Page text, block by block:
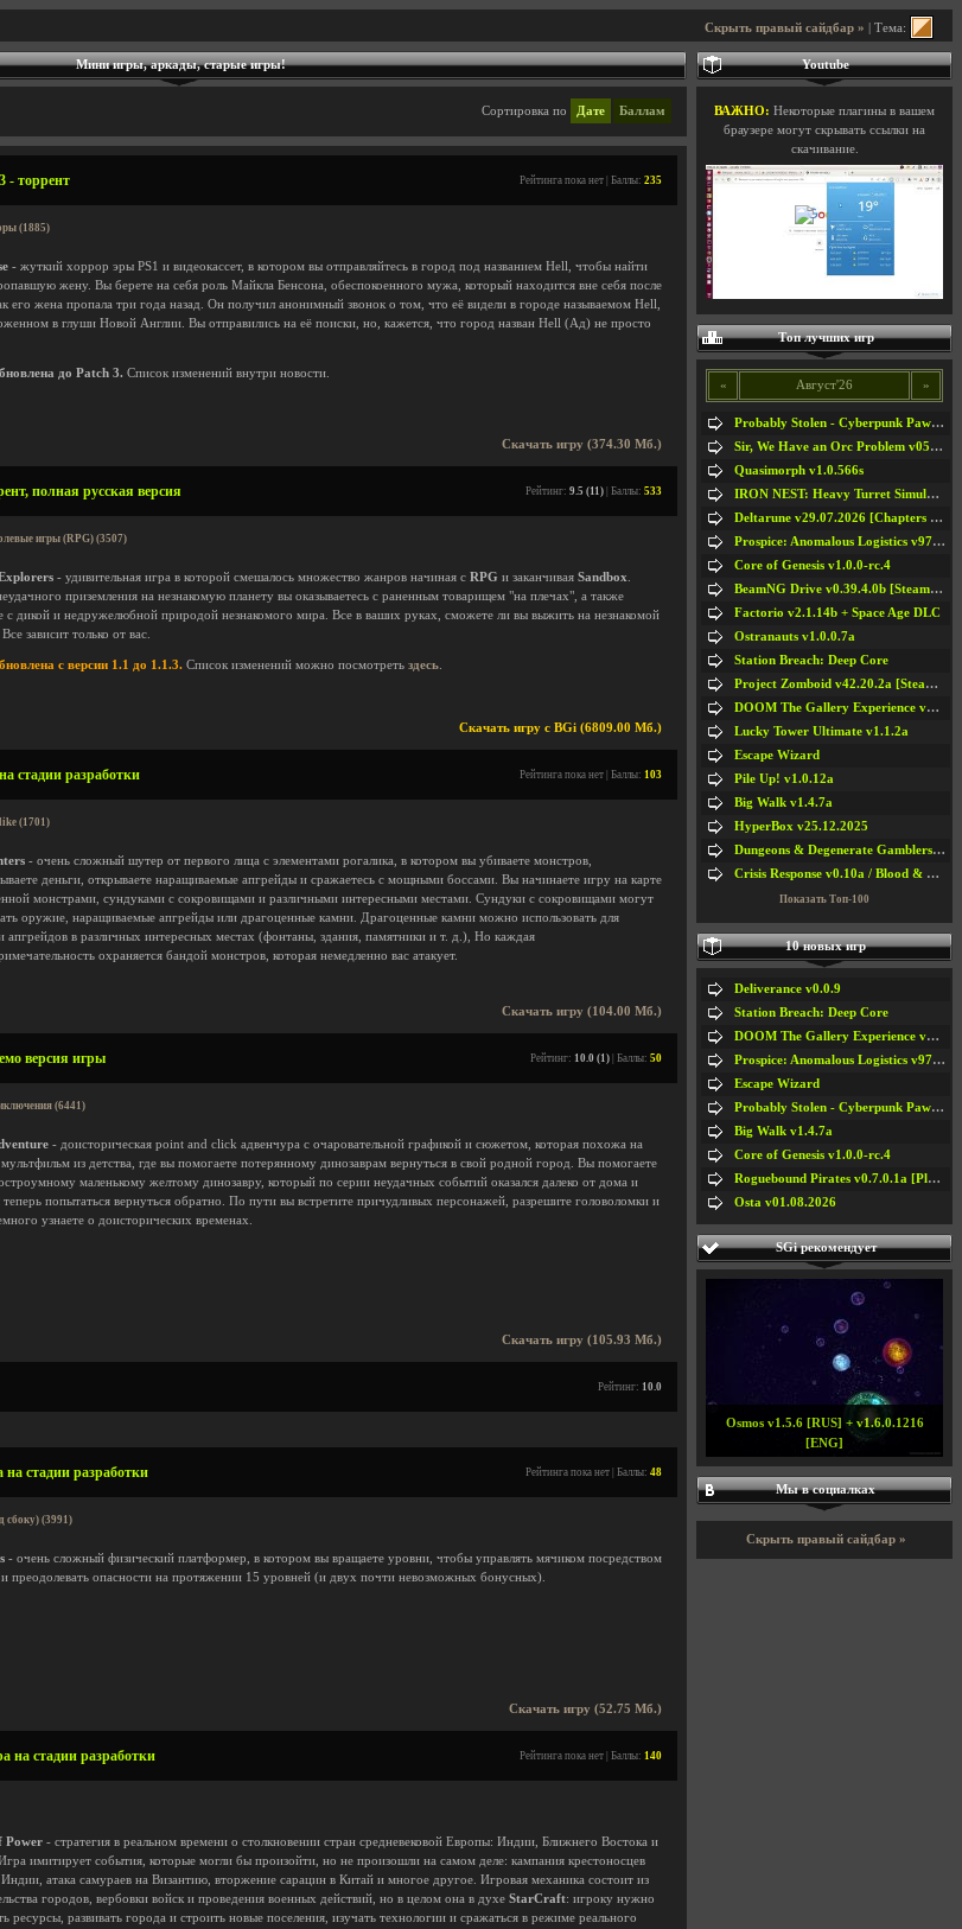
Скрыть правый сайдбар » | Тема:
Мини игры, аркады, старые игры!
Сортировка по Дате Баллам
- торрент Рейтинга пока нет | Баллы: 235
(1885)
- жуткий хоррор эры PS1 и видеокассет, в котором вы отправляйтесь в город под названием Hell, чтобы найти
жену. Вы берете на себя роль Майкла Бенсона, обеспокоенного мужа, который находится вне себя после
его жена пропала три года назад. Он получил анонимный звонок о том, что её видели в городе называемом Hell,
в глуши Новой Англии. Вы отправились на её поиски, но, кажется, что город назван Hell (Ад) не просто
до Patch 3. Список изменений внутри новости.
Скачать игру (374.30 Мб.)
полная русская версия Рейтинг: 9.5 (11) | Баллы: 533
игры (RPG) (3507)
- удивительная игра в которой смешалось множество жанров начиная с RPG и заканчивая Sandbox
приземления на незнакомую планету вы оказываетесь с раненным товарищем "на плечах", а также
с дикой и недружелюбной природой незнакомого мира. Все в ваших руках, сможете ли вы выжить на незнакомой
зависит только от вас.
с версии 1.1 до 1.1.3. Список изменений можно посмотреть здесь
Скачать игру с BGi (6809.00 Мб.)
стадии разработки Рейтинга пока нет | Баллы: 103
(1701)
- очень сложный шутер от первого лица с элементами рогалика, в котором вы убиваете монстров,
деньги, открываете наращиваемые апгрейды и сражаетесь с мощными боссами. Вы начинаете игру на карте
монстрами, сундуками с сокровищами и различными интересными местами. Сундуки с сокровищами могут
оружие, наращиваемые апгрейды или драгоценные камни. Драгоценные камни можно использовать для
апгрейдов в различных интересных местах (фонтаны, здания, памятники и т. д.), Но каждая
охраняется бандой монстров, которая немедленно вас атакует.
Скачать игру (104.00 Мб.)
версия игры Рейтинг: 10.0 (1) | Баллы: 50
(6441)
- доисторическая point and click адвенчура с очаровательной графикой и сюжетом, которая похожа на
из детства, где вы помогаете потерянному динозаврам вернуться в свой родной город. Вы помогаете
маленькому желтому динозавру, который по серии неудачных событий оказался далеко от дома и
попытаться вернуться обратно. По пути вы встретите причудливых персонажей, разрешите головоломки и
узнаете о доисторических временах.
Скачать игру (105.93 Мб.)
Рейтинг: 10.0
на стадии разработки Рейтинга пока нет | Баллы: 48
сбоку) (3991)
- очень сложный физический платформер, в котором вы вращаете уровни, чтобы управлять мячиком посредством
преодолевать опасности на протяжении 15 уровней (и двух почти невозможных бонусных).
Скачать игру (52.75 Мб.)
на стадии разработки Рейтинга пока нет | Баллы: 140
Power - стратегия в реальном времени о столкновении стран средневековой Европы: Индии, Ближнего Востока и
имитирует события, которые могли бы произойти, но не произошли на самом деле: кампания крестоносцев
атака самураев на Византию, вторжение сарацин в Китай и многое другое. Игровая механика состоит из
городов, вербовки войск и проведения военных действий, но в целом она в духе StarCraft: игроку нужно
ресурсы, развивать города и строить новые поселения, изучать технологии и сражаться в режиме реального
Youtube
ВАЖНО: Некоторые плагины в вашем
браузере могут скрывать ссылки на
скачивание.
Топ лучших игр
« Август'26 »
Probably Stolen - Cyberpunk Pawnshop Simulator v048c [Playtest]
Sir, We Have an Orc Problem v05.08.2026
Quasimorph v1.0.566s
IRON NEST: Heavy Turret Simulator v1.0a
Deltarune v29.07.2026 [Chapters 1-5] / + RUS [Chapters 1-5]
Prospice: Anomalous Logistics v97 [Playtest]
Core of Genesis v1.0.0-rc.4
BeamNG Drive v0.39.4.0b [Steam Early Access]
Factorio v2.1.14b + Space Age DLC
Ostranauts v1.0.0.7a
Station Breach: Deep Core
Project Zomboid v42.20.2a [Steam Early Access]
DOOM The Gallery Experience v1.4.2
Lucky Tower Ultimate v1.1.2a
Escape Wizard
Pile Up! v1.0.12a
Big Walk v1.4.7a
HyperBox v25.12.2025
Dungeons & Degenerate Gamblers v2.0.2a
Crisis Response v0.10a / Blood & Bullet
Показать Топ-100
10 новых игр
Deliverance v0.0.9
Station Breach: Deep Core
DOOM The Gallery Experience v1.4.2
Prospice: Anomalous Logistics v97 [Playtest]
Escape Wizard
Probably Stolen - Cyberpunk Pawnshop Simulator v048c [Playtest]
Big Walk v1.4.7a
Core of Genesis v1.0.0-rc.4
Roguebound Pirates v0.7.0.1a [Playtest]
Osta v01.08.2026
SGi рекомендует
Osmos v1.5.6 [RUS] + v1.6.0.1216
[ENG]
Мы в социалках
Скрыть правый сайдбар »